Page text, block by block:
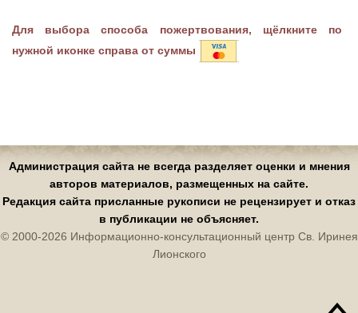
Для выбора способа пожертвования, щёлкните по
нужной иконке справа от суммы
Администрация сайта не всегда разделяет оценки и мнения
авторов материалов, размещенных на сайте.
Редакция сайта присланные рукописи не рецензирует и отказ
в публикации не объясняет.
© 2000-2026 Информационно-консультационный центр Св. Иринея
Лионского